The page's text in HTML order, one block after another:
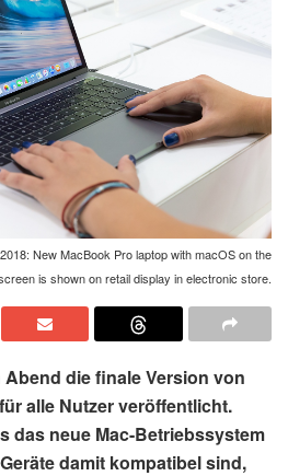
New MacBook Pro laptop with macOS on the
is shown on retail display in electronic store.
die finale Version von
alle Nutzer veröffentlicht.
das neue Mac-Betriebssystem
damit kompatibel sind,